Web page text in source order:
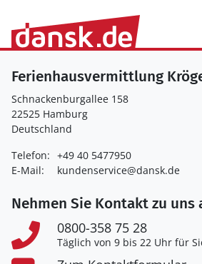
Ferienhausvermittlung
Schnackenburgallee 158
22525 Hamburg
Deutschland
Telefon: +49 40 5477950
E-Mail:
kundenservice@dansk.de
Nehmen Sie Kontakt zu uns
0800-358 75 28
Täglich von 9 bis 22 Uhr für